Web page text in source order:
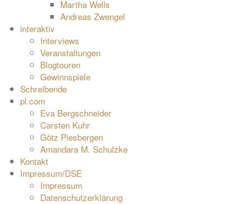
Martha Wells
Andreas Zwengel
interaktiv
Interviews
Veranstaltungen
Blogtouren
Gewinnspiele
Schreibende
pl.com
Eva Bergschneider
Carsten Kuhr
Götz Piesbergen
Amandara M. Schulzke
Kontakt
Impressum/DSE
Impressum
Datenschutzerklärung